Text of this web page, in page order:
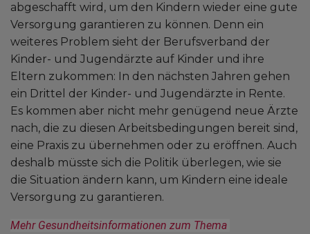
abgeschafft wird, um den Kindern wieder eine gute
Versorgung garantieren zu können. Denn ein
weiteres Problem sieht der Berufsverband der
Kinder- und Jugendärzte auf Kinder und ihre
Eltern zukommen: In den nächsten Jahren gehen
ein Drittel der Kinder- und Jugendärzte in Rente.
Es kommen aber nicht mehr genügend neue Ärzte
nach, die zu diesen Arbeitsbedingungen bereit sind,
eine Praxis zu übernehmen oder zu eröffnen. Auch
deshalb müsste sich die Politik überlegen, wie sie
die Situation ändern kann, um Kindern eine ideale
Versorgung zu garantieren.
Mehr Gesundheitsinformationen zum Thema